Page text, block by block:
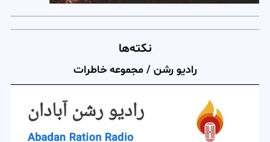
نکته‌ها
رادیو رشن / مجموعه خاطرات